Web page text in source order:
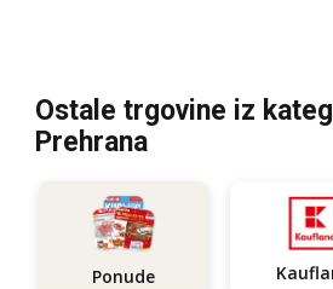
Ostale trgovine iz
Prehrana
Ponude